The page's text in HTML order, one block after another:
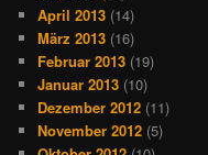
April 2013 (14)
März 2013 (16)
Februar 2013 (19)
Januar 2013 (10)
Dezember 2012 (11)
November 2012 (5)